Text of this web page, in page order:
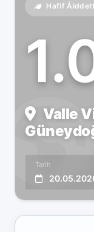
Hafif
Valle
Tarih